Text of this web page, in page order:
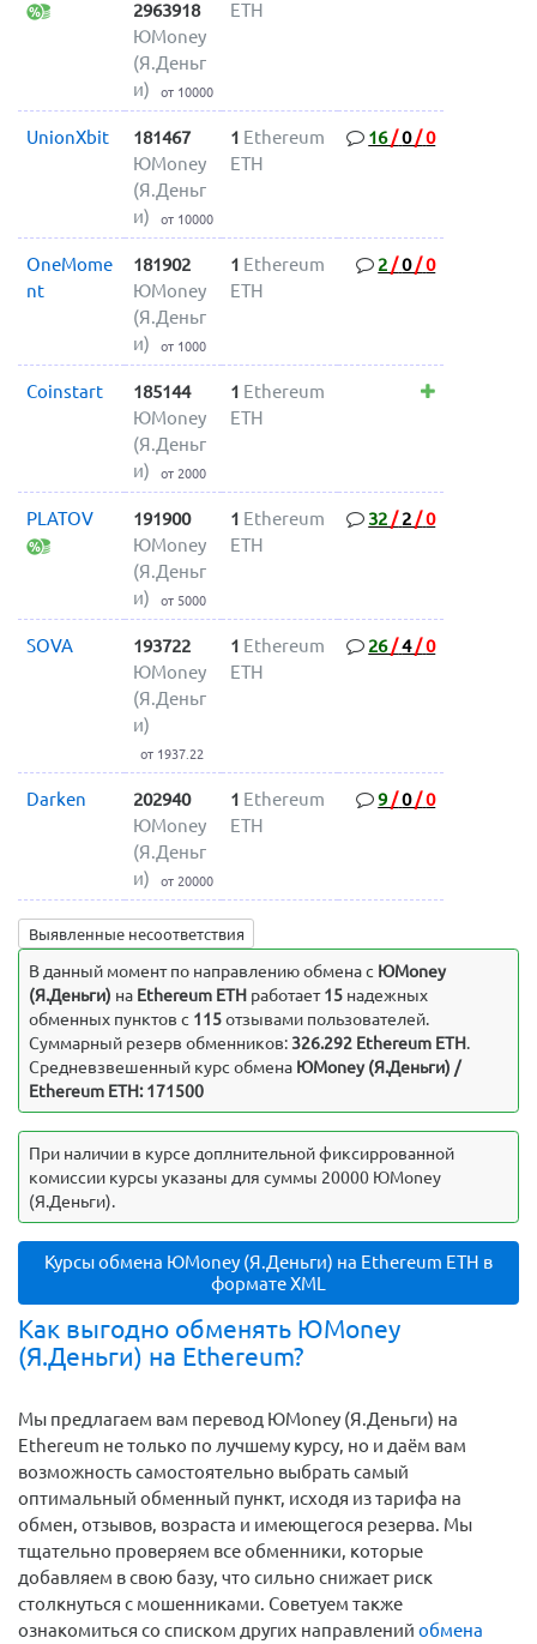
2963918
ЮMoney
(Я.Деньг
и)
от 10000
ETH
UnionXbit
181467
ЮMoney
(Я.Деньг
и)
от 10000
1 Ethereum
ETH
16/0/0
OneMome
nt
181902
ЮMoney
(Я.Деньг
и)
от 1000
1 Ethereum
ETH
2 /0/0
Coinstart
185144
ЮMoney
(Я.Деньг
и)
от 2000
1 Ethereum
ETH
PLATOV
191900
ЮMoney
(Я.Деньг
и)
от 5000
1 Ethereum
ETH
32 / 2 /0
SOVA
193722
ЮMoney
(Я.Деньг
и)
от 1937.22
1 Ethereum
ETH
26/4/0
Darken
202940
ЮMoney
(Я.Деньг
и)
от 20000
1 Ethereum
ETH
9 /0/0
Выявленные несоответствия
В данный момент по направлению обмена c ЮMoney
(Я.Деньги) на Ethereum ETH работает15надежных
обменных пунктов с 115отзывами пользователей.
Суммарный резерв обменников: 326.292 Ethereum ETH.
Средневзвешенный курс обмена ЮMoney (Я.Деньги) /
Ethereum ETH: 171500
При наличии в курсе доплнительной фиксиррованной
комиссии курсы указаны для суммы 20000 ЮMoney
(Я.Деньги).
Курсы обмена ЮMoney (Я.Деньги) на Ethereum ETH в
формате XML
Как выгодно обменять ЮMoney
(Я.Деньги) на Ethereum?
Мы предлагаем вам перевод ЮMoney (Я.Деньги) на
Ethereum не только по лучшему курсу, но и даём вам
возможность самостоятельно выбрать самый
оптимальный обменный пункт, исходя из тарифа на
обмен, отзывов, возраста и имеющегося резерва. Мы
тщательно проверяем все обменники, которые
добавляем в свою базу, что сильно снижает риск
столкнуться с мошенниками. Советуем также
ознакомиться со списком других направлений обмена